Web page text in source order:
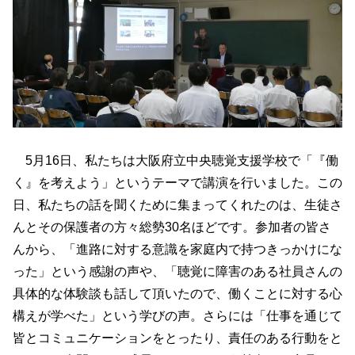
5月16日、私たちは大阪府立中央聴覚支援学校で「『働
く』を考えよう」というテーマで講演を行いました。この
日、私たちの話を聞くために集まってくれたのは、生徒さ
んとその保護者の方々総勢30名ほどです。参加者の皆さ
んから、「進路に対する意識を家庭内で持つきっかけにな
った」という感謝の声や、「聴覚に障害のある社員さんの
具体的な体験談も話して頂いたので、働くことに対する心
構えが学べた」という学びの声。さらには「仕事を通じて
皆とコミュニケーションをとったり、責任のある行動をと